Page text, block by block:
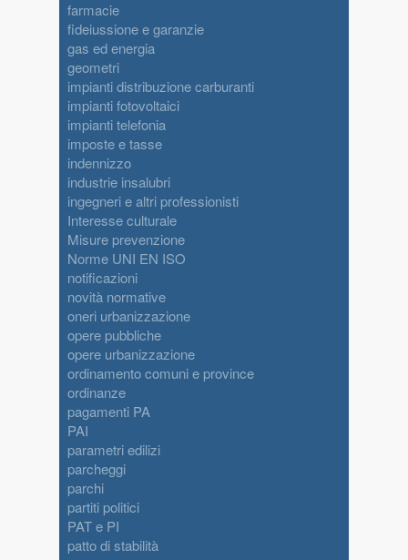
farmacie
fideiussione e garanzie
gas ed energia
geometri
impianti distribuzione carburanti
impianti fotovoltaici
impianti telefonia
imposte e tasse
indennizzo
industrie insalubri
ingegneri e altri professionisti
Interesse culturale
Misure prevenzione
Norme UNI EN ISO
notificazioni
novità normative
oneri urbanizzazione
opere pubbliche
opere urbanizzazione
ordinamento comuni e province
ordinanze
pagamenti PA
PAI
parametri edilizi
parcheggi
parchi
partiti politici
PAT e PI
patto di stabilità